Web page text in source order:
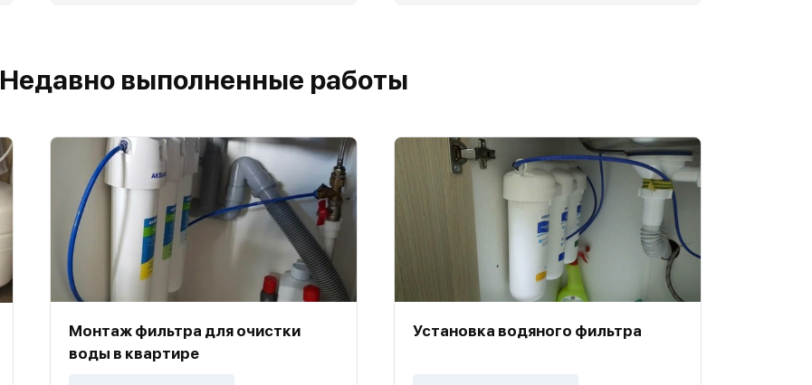
Недавно выполненные работы
Монтаж фильтра для очистки
воды в квартире
Установка водяного фильтра